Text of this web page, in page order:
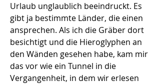
Urlaub unglaublich beeindruckt. Es
gibt ja bestimmte Länder, die einen
ansprechen. Als ich die Gräber dort
besichtigt und die Hieroglyphen an
den Wänden gesehen habe, kam mir
das vor wie ein Tunnel in die
Vergangenheit, in dem wir erlesen